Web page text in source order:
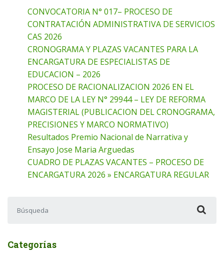
CONVOCATORIA N° 017– PROCESO DE
CONTRATACIÓN ADMINISTRATIVA DE SERVICIOS
CAS 2026
CRONOGRAMA Y PLAZAS VACANTES PARA LA
ENCARGATURA DE ESPECIALISTAS DE
EDUCACION – 2026
PROCESO DE RACIONALIZACION 2026 EN EL
MARCO DE LA LEY N° 29944 – LEY DE REFORMA
MAGISTERIAL (PUBLICACION DEL CRONOGRAMA,
PRECISIONES Y MARCO NORMATIVO)
Resultados Premio Nacional de Narrativa y
Ensayo Jose Maria Arguedas
CUADRO DE PLAZAS VACANTES – PROCESO DE
ENCARGATURA 2026 » ENCARGATURA REGULAR
Categorías